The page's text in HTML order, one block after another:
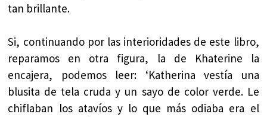
tan brillante.
Si, continuando por las interioridades de este libro,
reparamos en otra figura, la de Khaterine la
encajera, podemos leer: ‘Katherina vestía una
blusita de tela cruda y un sayo de color verde. Le
chiflaban los atavíos y lo que más odiaba era el